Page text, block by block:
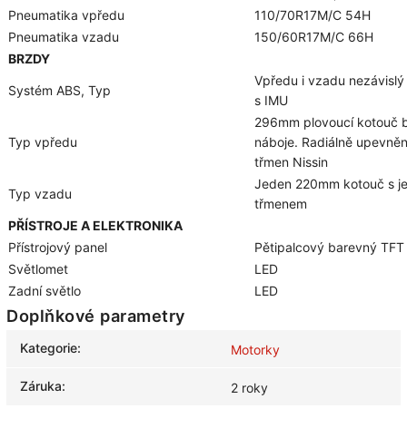
Pneumatika vpředu
110/70R17M/C 54H
Pneumatika vzadu
150/60R17M/C 66H
BRZDY
Systém ABS, Typ
Vpředu i vzadu nezávislý
s IMU
Typ vpředu
296mm plovoucí kotouč
náboje. Radiálně
třmen Nissin
Typ vzadu
Jeden 220mm kotouč s
třmenem
PŘÍSTROJE A ELEKTRONIKA
Přístrojový panel
Pětipalcový barevný
Světlomet
LED
Zadní světlo
LED
Doplňkové parametry
Kategorie: Motorky
Záruka: 2 roky